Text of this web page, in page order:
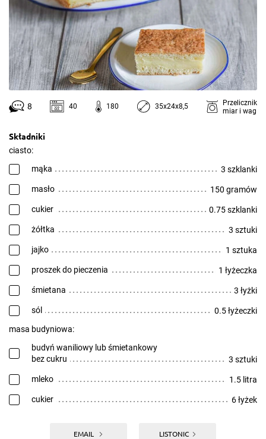
8 40 180 35x24x8,5
Przelicznik
miar i wag
Składniki
ciasto:
mąka
3 szklanki
masło 150 gramów
cukier 0.75 szklanki
żółtka 3 sztuki
jajko 1 sztuka
proszek do pieczenia 1 łyżeczka
śmietana 3 łyżki
sól
0.5 łyżeczki
masa budyniowa:
budyń waniliowy lub śmietankowy
bez cukru
3 sztuki
mleko 1.5 litra
cukier 6 łyżek
EMAIL LISTONIC